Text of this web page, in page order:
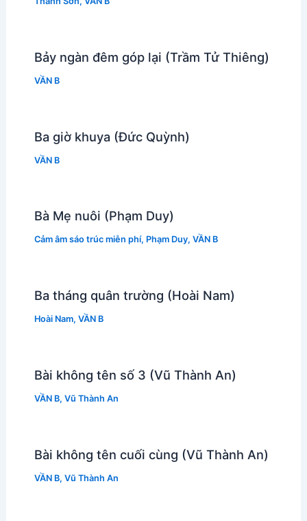
Bảy ngàn đêm góp lại (Trầm Tử Thiêng)
VẦN B
Ba giờ khuya (Đức Quỳnh)
VẦN B
Bà Mẹ nuôi (Phạm Duy)
Cảm âm sáo trúc miễn phí, Phạm Duy, VẦN B
Ba tháng quân trường (Hoài Nam)
Hoài Nam, VẦN B
Bài không tên số 3 (Vũ Thành An)
VẦN B, Vũ Thành An
Bài không tên cuối cùng (Vũ Thành An)
VẦN B, Vũ Thành An